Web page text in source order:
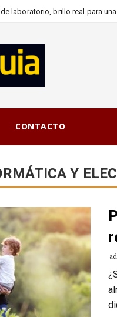
laboratorio, brillo real para
CONTACTO
Y